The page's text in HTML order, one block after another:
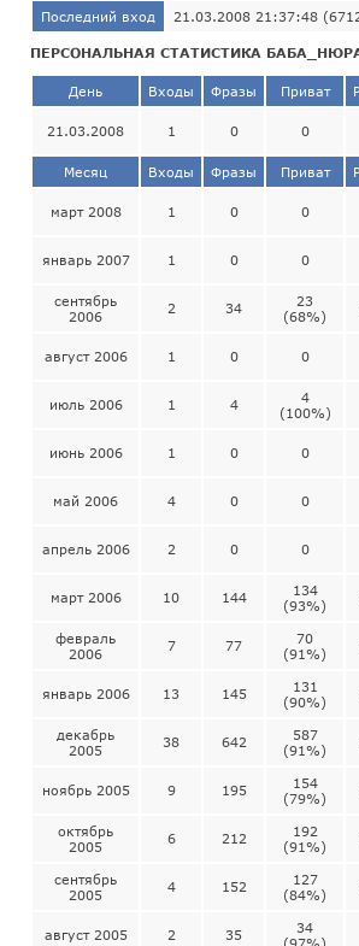
Последний вход 21.03.2008 21:37:48
ПЕРСОНАЛЬНАЯ СТАТИСТИКА
День Входы Фразы Приват
21.03.2008 1 0 0
Месяц Входы Фразы Приват
март 2008 1 0 0
январь 2007 1 0 0
сентябрь
2006
2 34
23
(68%)
август 2006 1 0 0
июль 2006 1 4
4
(100%)
июнь 2006 1 0 0
май 2006 4 0 0
апрель 2006 2 0 0
март 2006 10 144
134
(93%)
февраль
2006
7 77
70
(91%)
январь 2006 13 145
131
(90%)
декабрь
2005
38 642
587
(91%)
ноябрь 2005 9 195
154
(79%)
октябрь
2005
6 212
192
(91%)
сентябрь
2005
4 152
127
(84%)
август 2005 2 35
34